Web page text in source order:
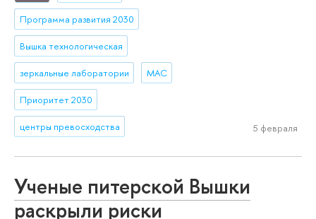
Программа развития 2030
Вышка технологическая
зеркальные лаборатории МАС
Приоритет 2030
центры превосходства 5 февраля
Ученые питерской Вышки
раскрыли риски